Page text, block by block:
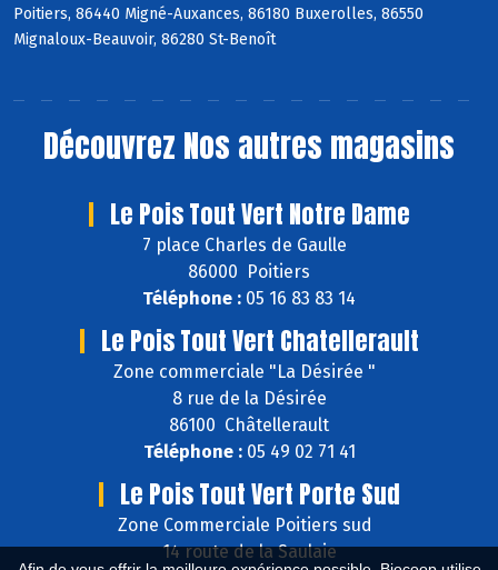
Poitiers, 86440 Migné-Auxances, 86180 Buxerolles, 86550
Mignaloux-Beauvoir, 86280 St-Benoît
Découvrez Nos autres magasins
Le Pois Tout Vert Notre Dame
7 place Charles de Gaulle
86000 Poitiers
Téléphone : 05 16 83 83 14
Le Pois Tout Vert Chatellerault
Zone commerciale "La Désirée "
8 rue de la Désirée
86100 Châtellerault
Téléphone :05 49 02 71 41
Le Pois Tout Vert Porte Sud
Zone Commerciale Poitiers sud
14 route de la Saulaie